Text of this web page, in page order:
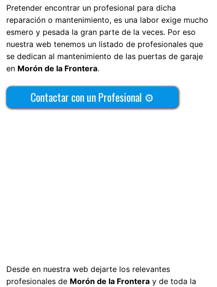
Pretender encontrar un profesional para dicha
reparación o mantenimiento, es una labor exige mucho
esmero y pesada la gran parte de la veces. Por eso
nuestra web tenemos un listado de profesionales que
se dedican al mantenimiento de las puertas de garaje
en Morón de la Frontera.
Contactar con un Profesional ⚙
Desde en nuestra web dejarte los relevantes
profesionales de Morón de la Frontera y de toda la